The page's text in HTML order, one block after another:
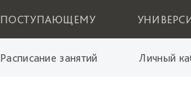
ПОСТУПАЮЩЕМУ
Расписание занятий Личный